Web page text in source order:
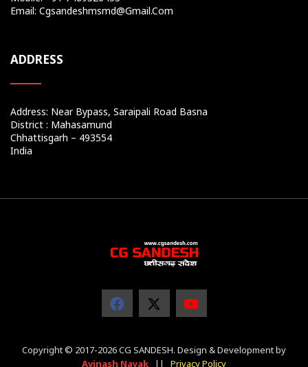
Email: Cgsandeshmsmd@gmail.com
ADDRESS
Address: Near Bypass, Saraipali Road Basna
District : Mahasamund
Chhattisgarh – 493554
India
Copyright © 2017-2026 CG SANDESH. Design & Development by
Avinash Nayak
|| Privacy Policy